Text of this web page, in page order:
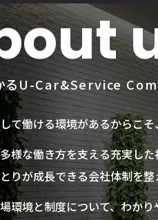
るU-Car&Service
て働ける環境があるからこそ
様な働き方を支える充実し
りが成長できる会社体制を整
環境と制度について、わかり